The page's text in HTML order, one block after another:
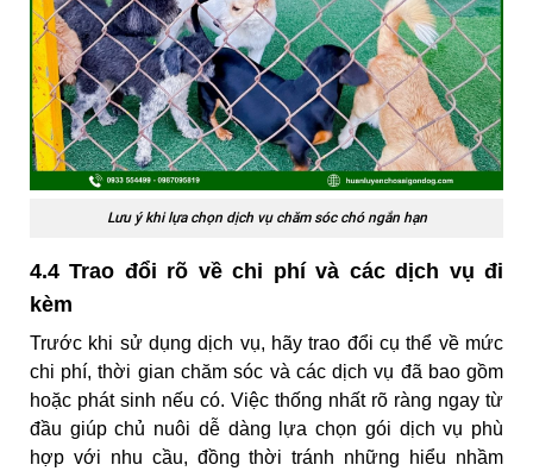
Lưu ý khi lựa chọn dịch vụ chăm sóc chó ngắn hạn
4.4 Trao đổi rõ về chi phí và các dịch vụ đi
kèm
Trước khi sử dụng dịch vụ, hãy trao đổi cụ thể về mức
chi phí, thời gian chăm sóc và các dịch vụ đã bao gồm
hoặc phát sinh nếu có. Việc thống nhất rõ ràng ngay từ
đầu giúp chủ nuôi dễ dàng lựa chọn gói dịch vụ phù
hợp với nhu cầu, đồng thời tránh những hiểu nhầm